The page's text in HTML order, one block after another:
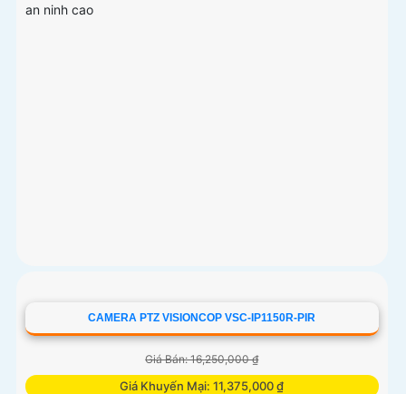
an ninh cao
CAMERA PTZ VISIONCOP VSC-IP1150R-PIR
Giá Bán: 16,250,000 ₫
Giá Khuyến Mại: 11,375,000 ₫